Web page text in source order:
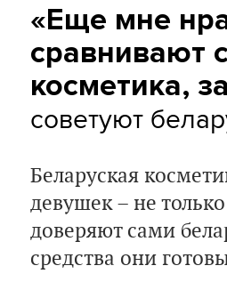
«Еще мне
сравнивают
косметика,
советуют
Беларуская
девушек – не
доверяют сами
средства они